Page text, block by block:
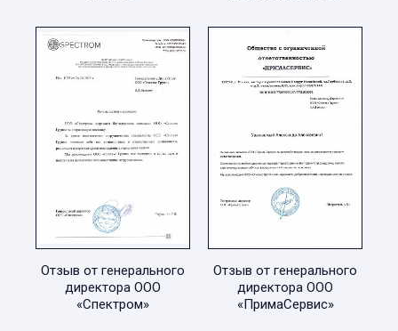
Отзыв от генерального
директора ООО
«Спектром»
Отзыв от генерального
директора ООО
«ПримаСервис»